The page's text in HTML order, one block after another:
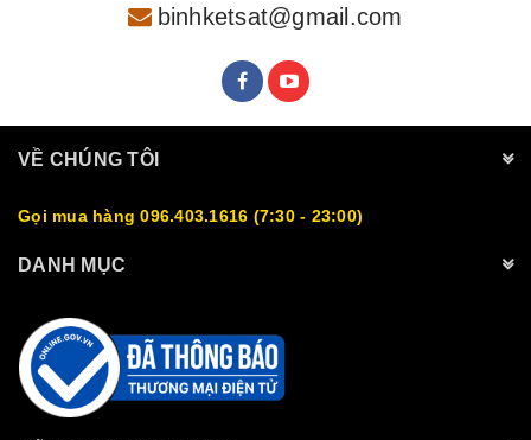
binhketsat@gmail.com
VỀ CHÚNG TÔI
Gọi mua hàng 096.403.1616 (7:30 - 23:00)
DANH MỤC